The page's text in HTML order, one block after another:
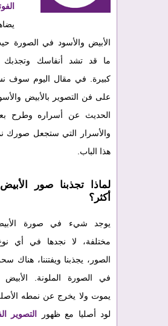
الأبيض والأسود في الصورة حيث
ما قد تشد أنفاسك وتجذبك
كبيرة. في مقال اليوم سوف
على فن التصوير بالأبيض
الحديث عن أسراره وطرح
والأسرار التي ستجعل صورك
هذا الباب.
لماذا تجذبنا صور
أكثر؟
يوجد شيء في صورة
مختلفة، لا نجدها في أي
الصور، يجذبنا ويفتننا، هناك
في الصورة الملونة. الأبيض
يموت ولا يخرج عن نمطه
لود أصليا مع ظهور
التصوير